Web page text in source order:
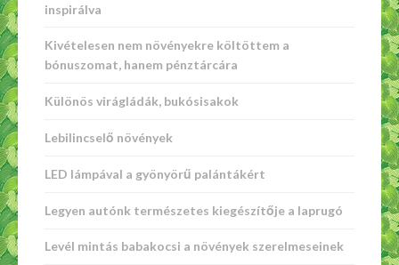
inspirálva
Kivételesen nem növényekre költöttem a
bónuszomat, hanem pénztárcára
Különös virágládák, bukósisakok
Lebilincselő növények
LED lámpával a gyönyörű palántákért
Legyen autónk természetes kiegészítője a laprugó
Levél mintás babakocsi a növények szerelmeseinek